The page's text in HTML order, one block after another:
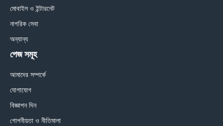
মোবাইল ও ইন্টারনেট
নাগরিক সেবা
অন্যান্য
পেজ সমূহ
আমাদের সম্পর্কে
যোগাযোগ
বিজ্ঞাপন দিন
গোপনীয়তা ও নীতিমালা